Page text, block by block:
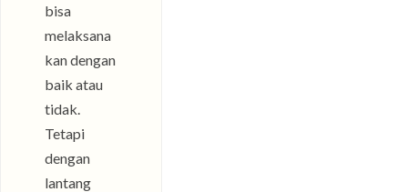
bisa
melaksana
kan dengan
baik atau
tidak.
Tetapi
dengan
lantang